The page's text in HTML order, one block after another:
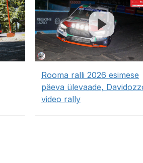
Rooma ralli 2026 esimese
päeva ülevaade,
video rally